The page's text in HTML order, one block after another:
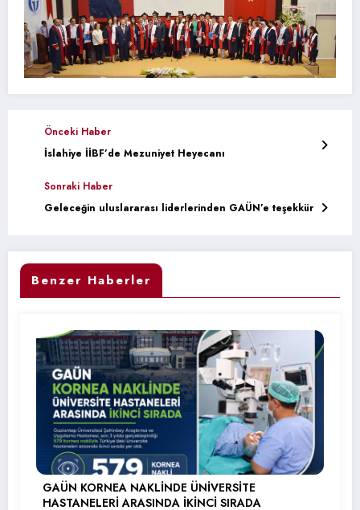
Önceki Haber
İslahiye İİBF’de Mezuniyet Heyecanı
Sonraki Haber
Geleceğin uluslararası liderlerinden GAÜN’e teşekkür
Benzer Haberler
GAÜN KORNEA NAKLİNDE ÜNİVERSİTE
HASTANELERİ ARASINDA İKİNCİ SIRADA